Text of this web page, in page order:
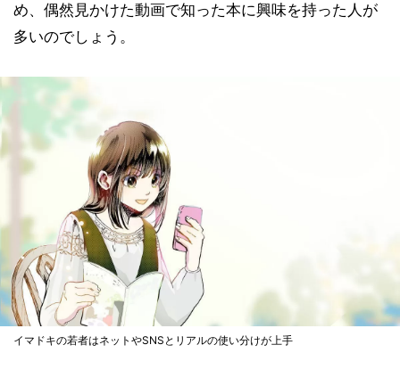
め、偶然見かけた動画で知った本に興味を持った人が
多いのでしょう。
イマドキの若者はネットやSNSとリアルの使い分けが上手